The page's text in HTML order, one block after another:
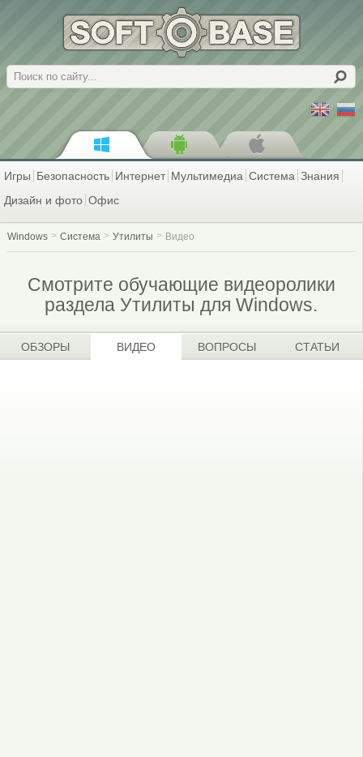
Поиск
Игры Безопасность Интернет Мультимедиа Система Знания
Дизайн и фото Офис
Windows Система Утилиты Видео
Смотрите обучающие видеоролики
раздела Утилиты для Windows.
ОБЗОРЫ ВИДЕО ВОПРОСЫ СТАТЬИ